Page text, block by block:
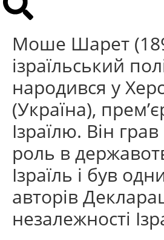
Моше Шарет
ізраїльський
народився у
(Україна),
Ізраїлю. Він
роль в
Ізраїль і був
авторів
незалежності